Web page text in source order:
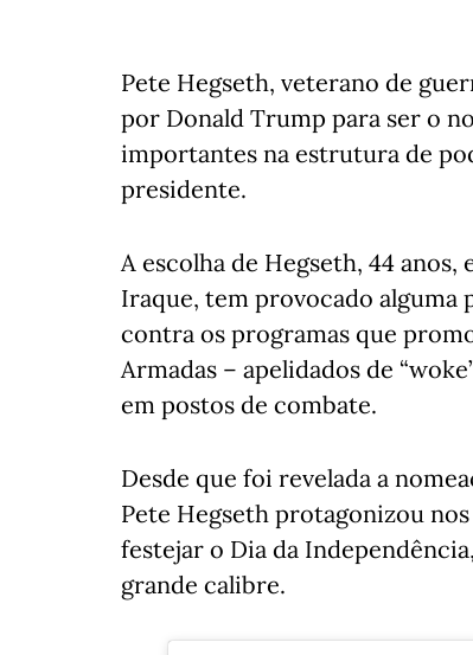
Pete Hegseth, veterano de
por Donald Trump para ser o
importantes na estrutura de
presidente.
A escolha de Hegseth, 44
Iraque, tem provocado alguma
contra os programas que
Armadas – apelidados de
em postos de combate.
Desde que foi revelada a
Pete Hegseth protagonizou
festejar o Dia da
grande calibre.